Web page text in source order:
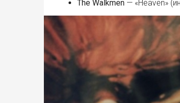
The Walkmen— «Heaven»